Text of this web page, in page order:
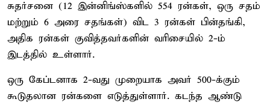
சுதர்சனை (12 இன்னிங்ஸ்களில் 554 ரன்கள், ஒரு சதம்
மற்றும் 6 அரை சதங்கள்) விட 3 ரன்கள் பின்தங்கி,
அதிக ரன்கள் குவித்தவர்களின் வரிசையில் 2-ம்
இடத்தில் உள்ளார்.
ஒரு கேப்டனாக 2-வது முறையாக அவர் 500-க்கும்
கூடுதலான ரன்களை எடுத்துள்ளார். கடந்த ஆண்டு